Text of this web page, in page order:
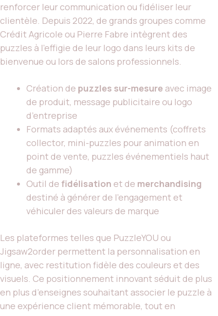
renforcer leur communication ou fidéliser leur
clientèle. Depuis 2022, de grands groupes comme
Crédit Agricole ou Pierre Fabre intègrent des
puzzles à l’effigie de leur logo dans leurs kits de
bienvenue ou lors de salons professionnels.
Création de puzzles sur-mesure avec image
de produit, message publicitaire ou logo
d’entreprise
Formats adaptés aux événements (coffrets
collector, mini-puzzles pour animation en
point de vente, puzzles événementiels haut
de gamme)
Outil de fidélisation et de merchandising
destiné à générer de l’engagement et
véhiculer des valeurs de marque
Les plateformes telles que PuzzleYOU ou
Jigsaw2order permettent la personnalisation en
ligne, avec restitution fidèle des couleurs et des
visuels. Ce positionnement innovant séduit de plus
en plus d’enseignes souhaitant associer le puzzle à
une expérience client mémorable, tout en